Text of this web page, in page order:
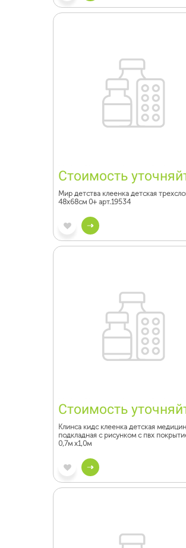
Стоимость
Мир детства клеенка детская
48х68см 0+ арт.19534
Стоимость
Клинса кидс клеенка детская
подкладная с рисунком с пвх
0,7м х1,0м